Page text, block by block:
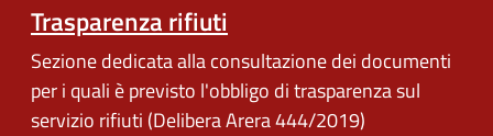
Trasparenza rifiuti
Sezione dedicata alla consultazione dei documenti
per i quali è previsto l'obbligo di trasparenza sul
servizio rifiuti (Delibera Arera 444/2019)